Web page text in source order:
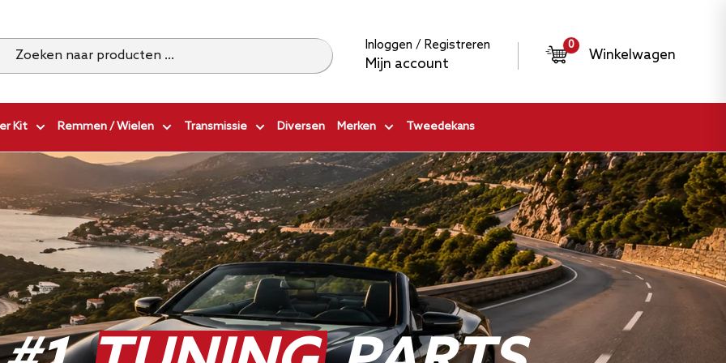
Inloggen / Registreren
Mijn account
0
Winkelwagen
Kit Remmen / Wielen Transmissie Diversen Merken Tweedekans